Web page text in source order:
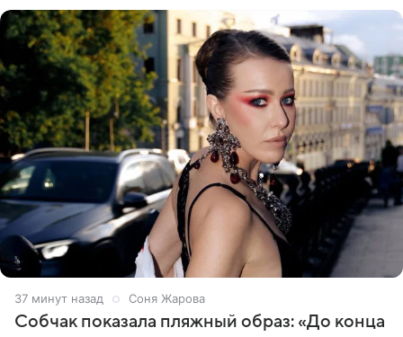
37 минут назад Соня Жарова
Собчак показала пляжный образ: «До конца